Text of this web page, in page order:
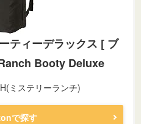
ティーデラックス [ ブ
Booty Deluxe
ミステリーランチ)
で探す